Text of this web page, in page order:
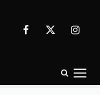
Facebook
X